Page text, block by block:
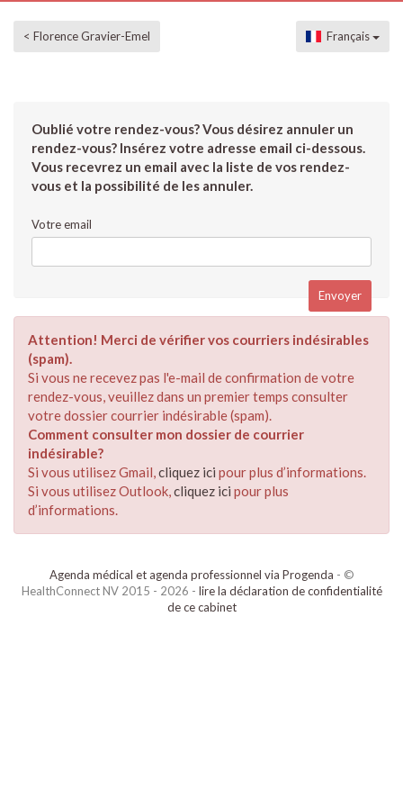
< Florence Gravier-Emel Français
Oublié votre rendez-vous? Vous désirez annuler un
rendez-vous? Insérez votre adresse email ci-dessous.
Vous recevrez un email avec la liste de vos rendez-
vous et la possibilité de les annuler.
Votre email
Attention! Merci de vérifier vos courriers indésirables
(spam).
Si vous ne recevez pas l'e-mail de confirmation de votre
rendez-vous, veuillez dans un premier temps consulter
votre dossier courrier indésirable (spam).
Comment consulter mon dossier de courrier
indésirable?
Si vous utilisez Gmail,cliquez ici pour plus d’informations.
Si vous utilisez Outlook,cliquez ici pour plus
d’informations.
Agenda médical et agenda professionnel via Progenda - ©
HealthConnect NV 2015 - 2026 - lire la déclaration de confidentialité
de ce cabinet